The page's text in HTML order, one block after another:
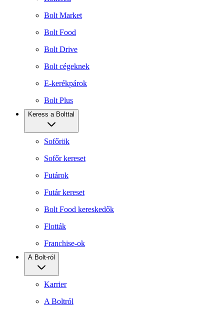
Bolt Market
Bolt Food
Bolt Drive
Bolt cégeknek
E-kerékpárok
Bolt Plus
Keress a Bolttal
Sofőrök
Sofőr kereset
Futárok
Futár kereset
Bolt Food kereskedők
Flották
Franchise-ok
A Bolt-ról
Karrier
A Boltról